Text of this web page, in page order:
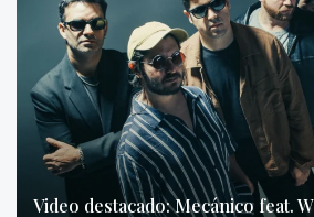
Video destacado: Mecánico feat.